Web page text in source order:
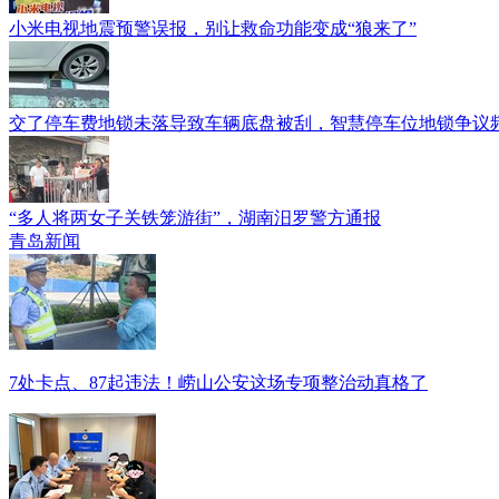
小米电视地震预警误报，别让救命功能变成“狼来了”
交了停车费地锁未落导致车辆底盘被刮，智慧停车位地锁争议
“多人将两女子关铁笼游街”，湖南汨罗警方通报
青岛新闻
7处卡点、87起违法！崂山公安这场专项整治动真格了